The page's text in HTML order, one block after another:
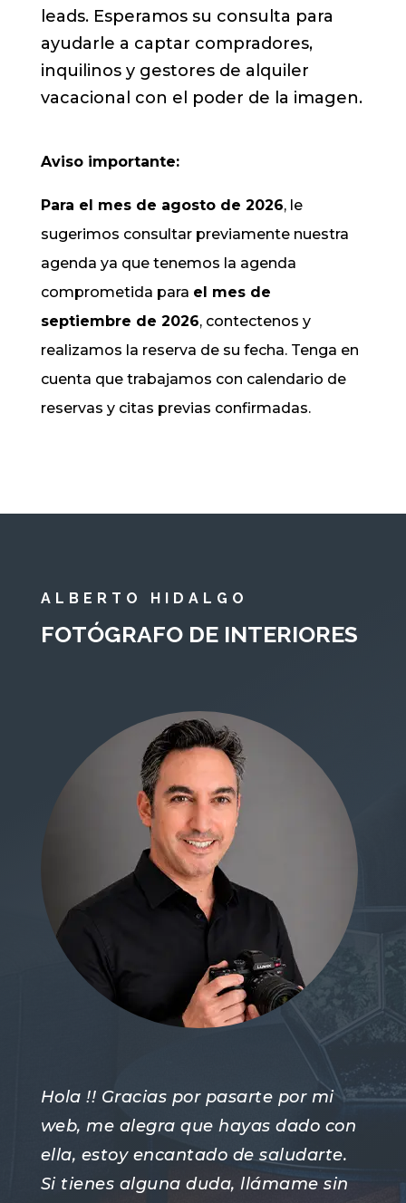
leads. Esperamos su consulta para
ayudarle a captar compradores,
inquilinos y gestores de alquiler
vacacional con el poder de la imagen.
Aviso importante:
Para el mes de agosto de 2026, le
sugerimos consultar previamente nuestra
agenda ya que tenemos la agenda
comprometida para el mes de
septiembre de 2026, contectenos y
realizamos la reserva de su fecha. Tenga en
cuenta que trabajamos con calendario de
reservas y citas previas confirmadas.
ALBERTO HIDALGO
FOTÓGRAFO DE INTERIORES
Hola !! Gracias por pasarte por mi
web, me alegra que hayas dado con
ella, estoy encantado de saludarte.
Si tienes alguna duda, llámame sin